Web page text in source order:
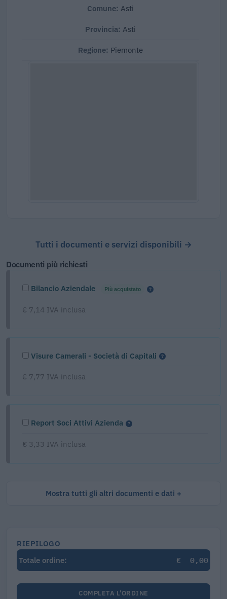
Comune: Asti
Provincia: Asti
Regione: Piemonte
Tutti i documenti e servizi disponibili →
Documenti più richiesti
Bilancio Aziendale Più acquistato
€ 7,14 IVA inclusa
Visure Camerali - Società di Capitali
€ 7,77 IVA inclusa
Report Soci Attivi Azienda
€ 3,33 IVA inclusa
Mostra tutti gli altri documenti e dati
RIEPILOGO
Totale ordine:
€ 0,00
COMPLETA L'ORDINE